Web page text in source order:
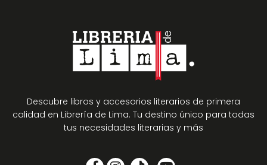
Descubre libros y accesorios literarios de primera
calidad en Librería de Lima. Tu destino único para todas
tus necesidades literarias y más